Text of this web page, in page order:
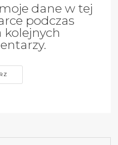
dane w tej
podczas
kolejnych